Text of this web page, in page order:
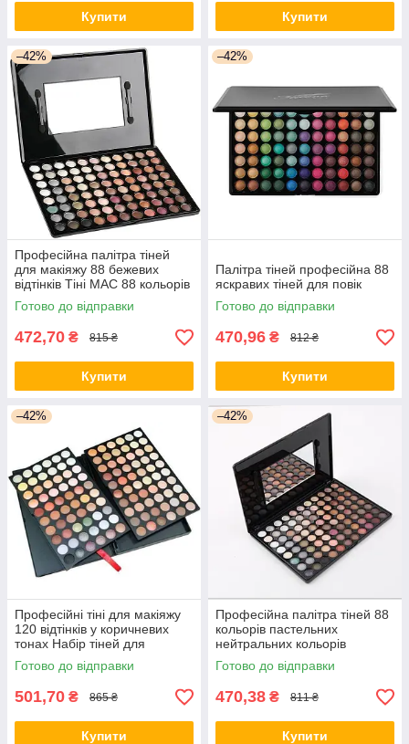
Купити Купити
–42%
Професійна палітра тіней
для макіяжу 88 бежевих
відтінків Тіні МАС 88 кольорів
Готово до відправки
472,70 ₴ 815 ₴
Купити
–42%
Палітра тіней професійна 88
яскравих тіней для повік
Готово до відправки
470,96 ₴ 812 ₴
Купити
–42%
Професійні тіні для макіяжу
120 відтінків у коричневих
тонах Набір тіней для
макіяжу
Готово до відправки
501,70 ₴ 865 ₴
Купити
–42%
Професійна палітра тіней 88
кольорів пастельних
нейтральних кольорів
Готово до відправки
470,38 ₴ 811 ₴
Купити